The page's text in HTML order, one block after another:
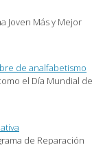
Joven Más y Mejor
de analfabetismo
el Día Mundial de
de Reparación